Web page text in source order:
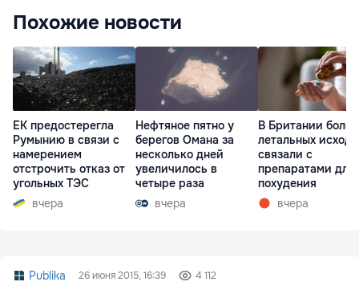
Похожие новости
ЕК предостерегла
Румынию в связи с
намерением
отстрочить отказ от
угольных ТЭС
вчера
Нефтяное пятно у
берегов Омана за
несколько дней
увеличилось в
четыре раза
вчера
В Британии
летальных
связали с
препаратами для
похудения
вчера
Publika 26 июня 2015, 16:39 4 112